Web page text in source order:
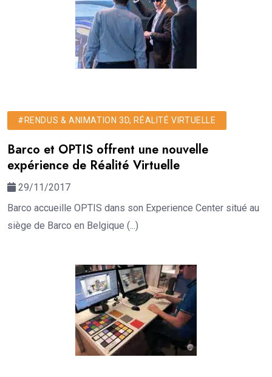
#RENDUS & ANIMATION 3D, RÉALITÉ VIRTUELLE
Barco et OPTIS offrent une nouvelle
expérience de Réalité Virtuelle
29/11/2017
Barco accueille OPTIS dans son Experience Center situé au
siège de Barco en Belgique (...)